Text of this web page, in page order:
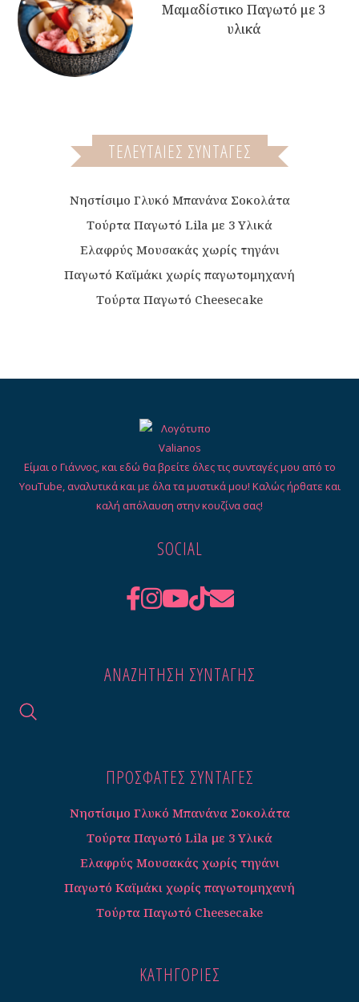
Μαμαδίστικο Παγωτό με 3
υλικά
ΤΕΛΕΥΤΑΙΕΣ ΣΥΝΤΑΓΕΣ
Νηστίσιμο Γλυκό Μπανάνα Σοκολάτα
Τούρτα Παγωτό Lila με 3 Υλικά
Ελαφρύς Μουσακάς χωρίς τηγάνι
Παγωτό Καϊμάκι χωρίς παγωτομηχανή
Τούρτα Παγωτό Cheesecake
Είμαι ο Γιάννος, και εδώ θα βρείτε όλες τις συνταγές μου από το
YouTube, αναλυτικά και με όλα τα μυστικά μου! Καλώς ήρθατε και
καλή απόλαυση στην κουζίνα σας!
SOCIAL
ΑΝΑΖΉΤΗΣΗ ΣΥΝΤΑΓΉΣ
ΠΡΟΣΦΑΤΕΣ ΣΥΝΤΑΓΈΣ
Νηστίσιμο Γλυκό Μπανάνα Σοκολάτα
Τούρτα Παγωτό Lila με 3 Υλικά
Ελαφρύς Μουσακάς χωρίς τηγάνι
Παγωτό Καϊμάκι χωρίς παγωτομηχανή
Τούρτα Παγωτό Cheesecake
ΚΑΤΗΓΟΡΊΕΣ